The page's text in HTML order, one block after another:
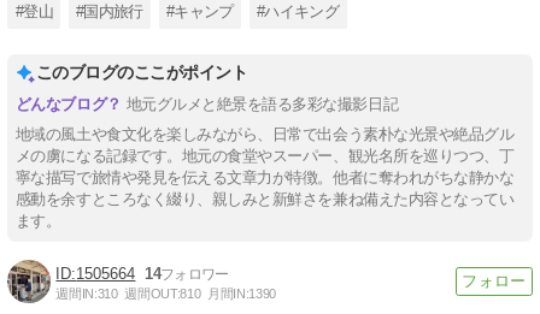
#登山 #国内旅行 #キャンプ #ハイキング
このブログのここがポイント
地元グルメと絶景を語る多彩な撮影日記
地域の風土や食文化を楽しみながら、日常で出会う素朴な光景や絶品グル
メの虜になる記録です。地元の食堂やスーパー、観光名所を巡りつつ、丁
寧な描写で旅情や発見を伝える文章力が特徴。他者に奪われがちな静かな
感動を余すところなく綴り、親しみと新鮮さを兼ね備えた内容となってい
ます。
1505664 14
週間IN:310 週間OUT:810 月間IN:1390